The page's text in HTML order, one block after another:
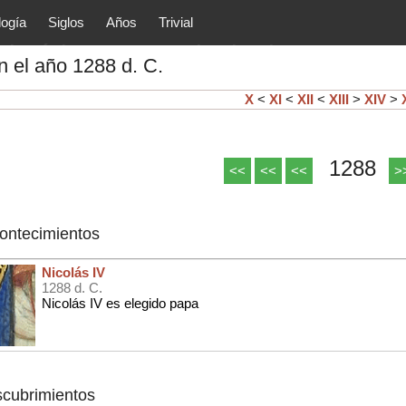
y principales
arte, cultura, etc.) de la
Siglos Años Trivial
el año 1288 d. C.
X < XI < XII < XIII > XIV >
<< << << 1288
Nicolás IV
1288 d. C.
Nicolás IV es elegido papa